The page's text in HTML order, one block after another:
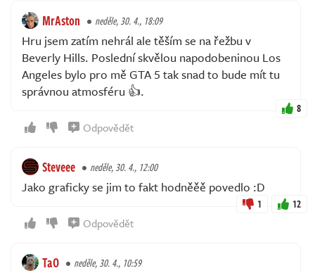
MrAston neděle, 30. 4., 18:09
Hru jsem zatím nehrál ale těším se na řežbu v
Beverly Hills. Poslední skvělou napodobeninou Los
Angeles bylo pro mě GTA 5 tak snad to bude mít tu
správnou atmosféru 👍.
8
Odpovědět
Steveee neděle, 30. 4., 12:00
Jako graficky se jim to fakt hodněěě povedlo :D
1 12
Odpovědět
TaO neděle, 30. 4., 10:59